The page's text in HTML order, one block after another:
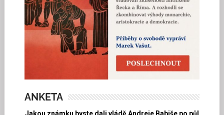
ANKETA